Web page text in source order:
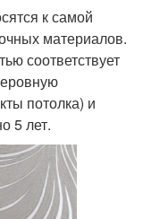
к самой
материалов.
соответствует
потолка) и
5 лет.